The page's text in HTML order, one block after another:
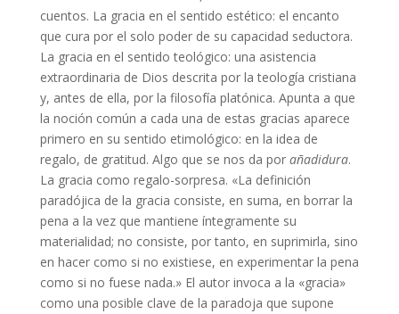
cuentos. La gracia en el sentido estético: el encanto
que cura por el solo poder de su capacidad seductora.
La gracia en el sentido teológico: una asistencia
extraordinaria de Dios descrita por la teología cristiana
y, antes de ella, por la filosofía platónica. Apunta a que
la noción común a cada una de estas gracias aparece
primero en su sentido etimológico: en la idea de
regalo, de gratitud. Algo que se nos da por añadidura.
La gracia como regalo-sorpresa. «La definición
paradójica de la gracia consiste, en suma, en borrar la
pena a la vez que mantiene íntegramente su
materialidad; no consiste, por tanto, en suprimirla, sino
en hacer como si no existiese, en experimentar la pena
como si no fuese nada.» El autor invoca a la «gracia»
como una posible clave de la paradoja que supone